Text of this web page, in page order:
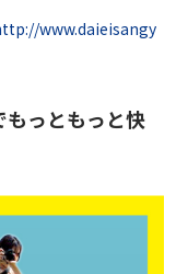
www.daieisangy
もっともっと快